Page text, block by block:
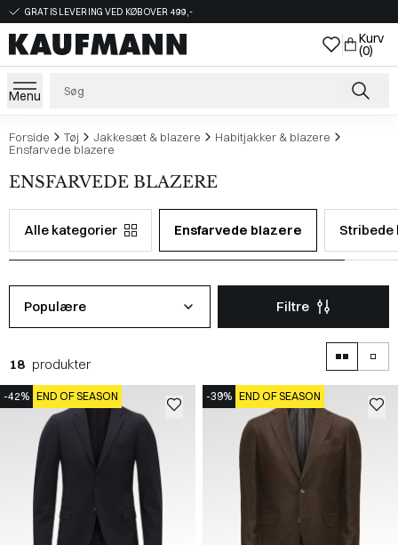
GRATIS LEVERING VED KØB OVER 499,-
Kurv
(0)
Menu
Forside Tøj Jakkesæt & blazere
Habitjakker & blazere
Ensfarvede blazere
ENSFARVEDE BLAZERE
Alle kategorier Ensfarvede blazere Stribede
Populære Filtre
18 produkter
-42% END OF SEASON -39% END OF SEASON